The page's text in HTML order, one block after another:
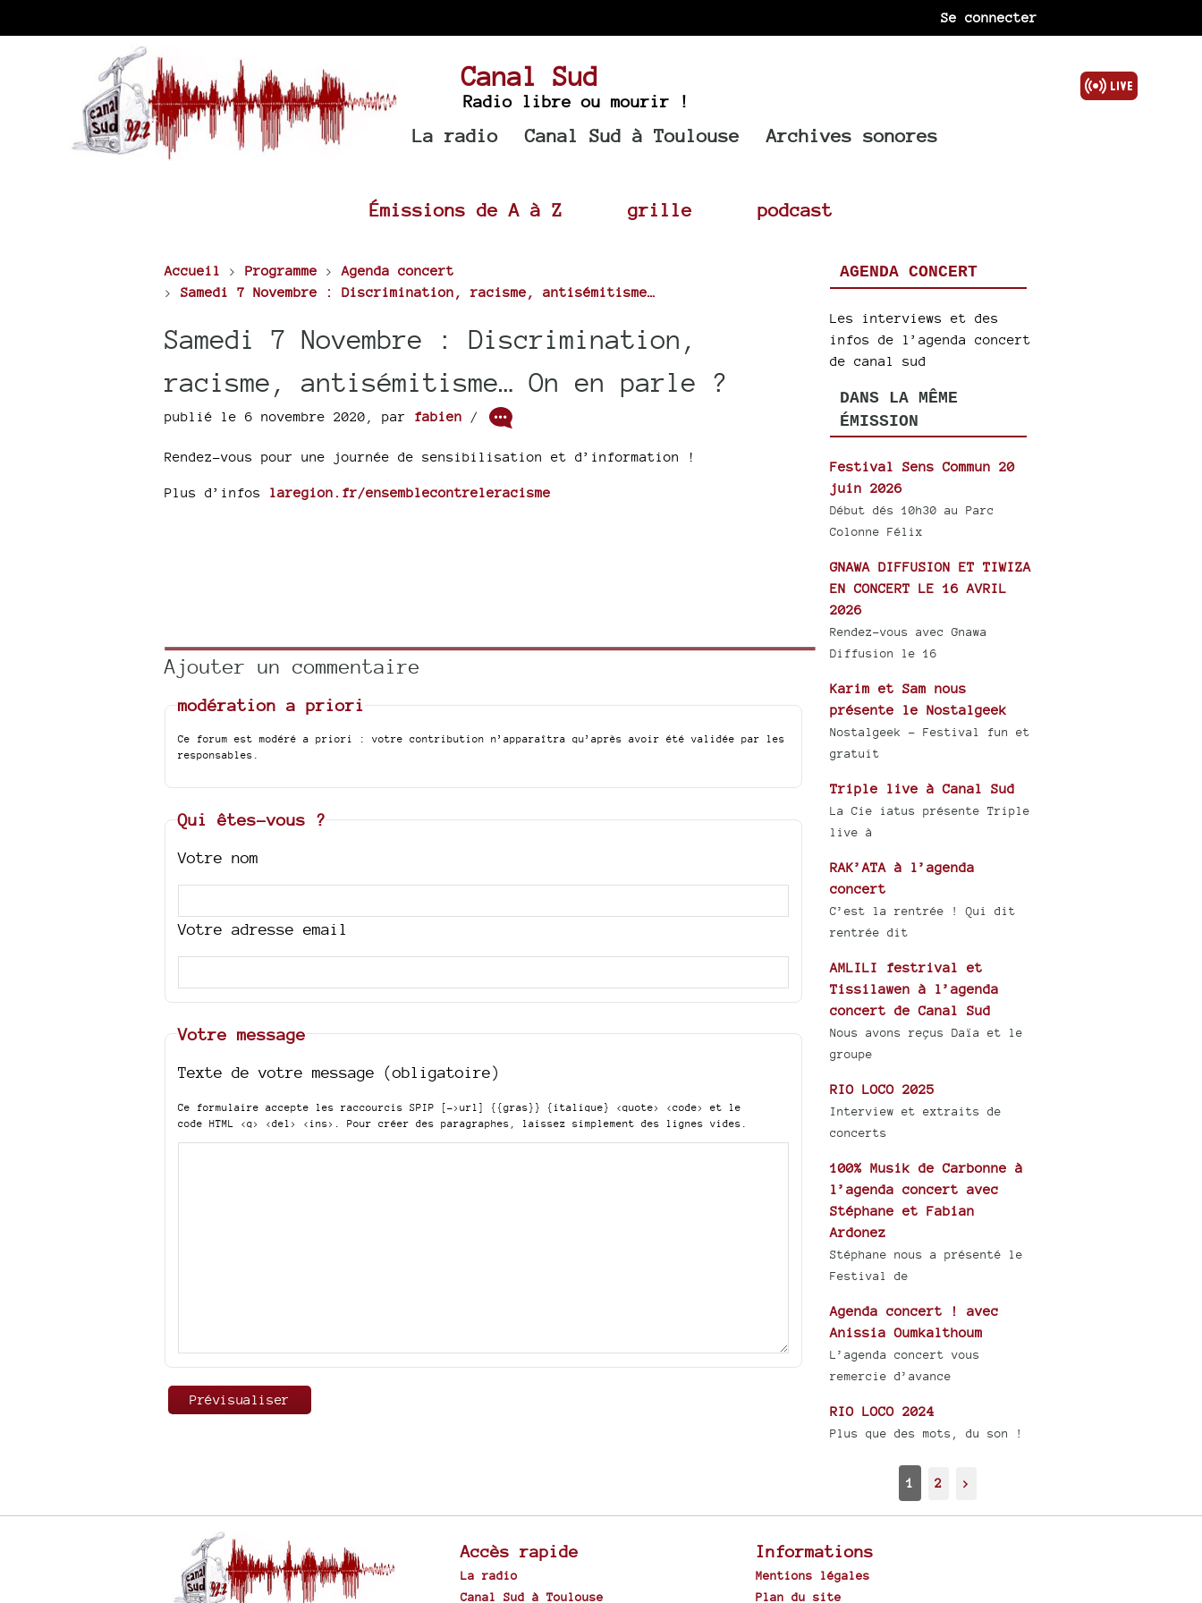
Se connecter
Canal Sud
Radio libre ou mourir !
La radio Canal Sud à Toulouse Archives sonores
Émissions de A à Z grille podcast
Accueil > Programme > Agenda concert
> Samedi 7 Novembre : Discrimination, racisme, antisémitisme…
Samedi 7 Novembre : Discrimination,
racisme, antisémitisme… On en parle ?
publié le 6 novembre 2020 par fabien /
Rendez-vous pour une journée de sensibilisation et d’information !
Plus d’infos laregion.fr/ensemblecontreleracisme
Ajouter un commentaire
modération a priori
Ce forum est modéré a priori : votre contribution n’apparaîtra qu’après avoir été validée par les
responsables.
Qui êtes-vous ?
Votre nom
Votre adresse email
Votre message
Texte de votre message (obligatoire)
Ce formulaire accepte les raccourcis SPIP [->url] {{gras}} {italique} <quote> <code>
et le
code HTML <q> <del> <ins> . Pour créer des paragraphes, laissez simplement des lignes vides.
AGENDA CONCERT
Les interviews et des
infos de l’agenda concert
de canal sud
DANS LA MÊME
ÉMISSION
Festival Sens Commun 20
juin 2026
Début dés 10h30 au Parc
Colonne Félix
GNAWA DIFFUSION ET TIWIZA
EN CONCERT LE 16 AVRIL
2026
Rendez-vous avec Gnawa
Diffusion le 16
Karim et Sam nous
présente le Nostalgeek
Nostalgeek - Festival fun et
gratuit
Triple live à Canal Sud
La Cie iatus présente Triple
live à
RAK’ATA à l’agenda
concert
C’est la rentrée ! Qui dit
rentrée dit
AMLILI festrival et
Tissilawen à l’agenda
concert de Canal Sud
Nous avons reçus Daïa et le
groupe
RIO LOCO 2025
Interview et extraits de
concerts
100% Musik de Carbonne à
l’agenda concert avec
Stéphane et Fabian
Ardonez
Stéphane nous a présenté le
Festival de
Agenda concert ! avec
Anissia Oumkalthoum
L’agenda concert vous
remercie d’avance
RIO LOCO 2024
Plus que des mots, du son !
1 2 >
Accès rapide
La radio
Canal Sud à Toulouse
Informations
Mentions légales
Plan du site